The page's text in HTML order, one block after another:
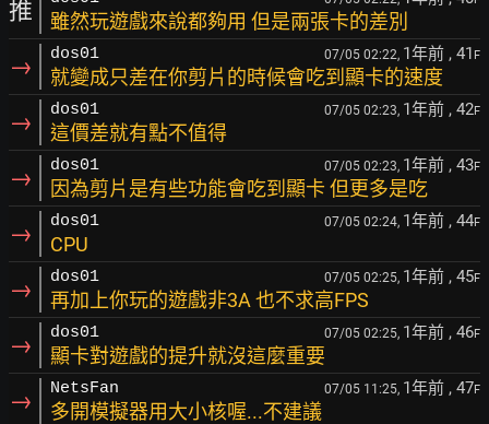
推 雖然玩遊戲來說都夠用 但是兩張卡的差別
→ dos01 07/05 02:22, 1年前 , 41 F
就變成只差在你剪片的時候會吃到顯卡的速度
→ dos01 07/05 02:23, 1年前 , 42F
這價差就有點不值得
→ dos01 07/05 02:23, 1年前 , 43F
因為剪片是有些功能會吃到顯卡 但更多是吃
→ dos01 07/05 02:24, 1年前 , 44F
CPU
→ dos01 07/05 02:25, 1年前 , 45F
再加上你玩的遊戲非3A 也不求高FPS
→ dos01 07/05 02:25, 1年前 , 46F
顯卡對遊戲的提升就沒這麼重要
→ NetsFan 07/05 11:25, 1年前 , 47F
多開模擬器用大小核喔...不建議